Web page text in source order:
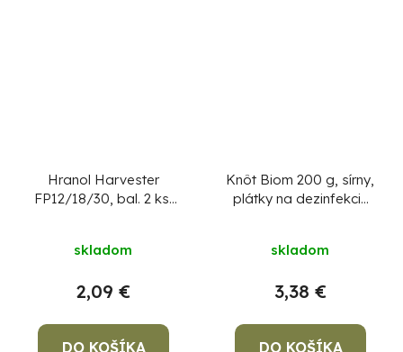
Hranol Harvester
FP12/18/30, bal. 2 ks,
skladom
2,09 €
DO KOŠÍKA
Knôt Biom 200 g, sírny,
plátky na dezinfekciu
skladom
3,38 €
DO KOŠÍKA